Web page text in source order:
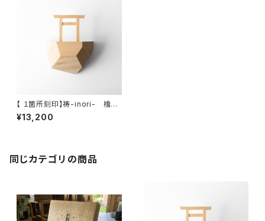
【 １箇所刻印】祷-inori- 檜
国産檜で作る神棚 ※納期２
週間
¥13,200
同じカテゴリの商品